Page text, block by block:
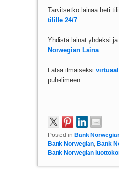
Tarvitsetko lainaa heti
tilille 24/7.
Yhdistä lainat yhdeksi
Norwegian Laina.
Lataa ilmaiseksi
puhelimeen.
Posted in Bank
Bank Norwegian, Bank
Bank Norwegian